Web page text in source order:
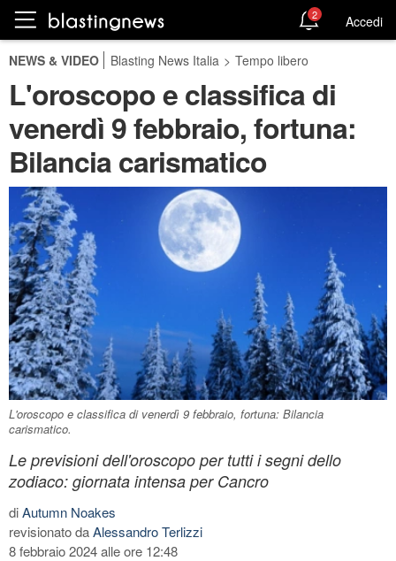
2 Accedi
NEWS & VIDEO Blasting News Italia > Tempo libero
L'oroscopo e classifica di
venerdì 9 febbraio, fortuna:
Bilancia carismatico
L'oroscopo e classifica di venerdì 9 febbraio, fortuna: Bilancia
carismatico.
Le previsioni dell'oroscopo per tutti i segni dello
zodiaco: giornata intensa per Cancro
diAutumn Noakes
revisionato daAlessandro Terlizzi
8 febbraio 2024 alle ore 12:48